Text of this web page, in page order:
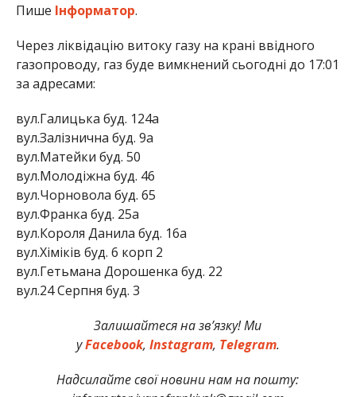
Пише Інформатор.
Через ліквідацію витоку газу на крані ввідного
газопроводу, газ буде вимкнений сьогодні до 17:01
за адресами:
вул.Галицька буд. 124а
вул.Залізнична буд. 9а
вул.Матейки буд. 50
вул.Молодіжна буд. 46
вул.Чорновола буд. 65
вул.Франка буд. 25а
вул.Короля Данила буд. 16а
вул.Хіміків буд. 6 корп 2
вул.Гетьмана Дорошенка буд. 22
вул.24 Серпня буд. 3
Залишайтеся на зв’язку! Ми
уFacebook, Instagram, Telegram.
Надсилайте свої новини нам на пошту: